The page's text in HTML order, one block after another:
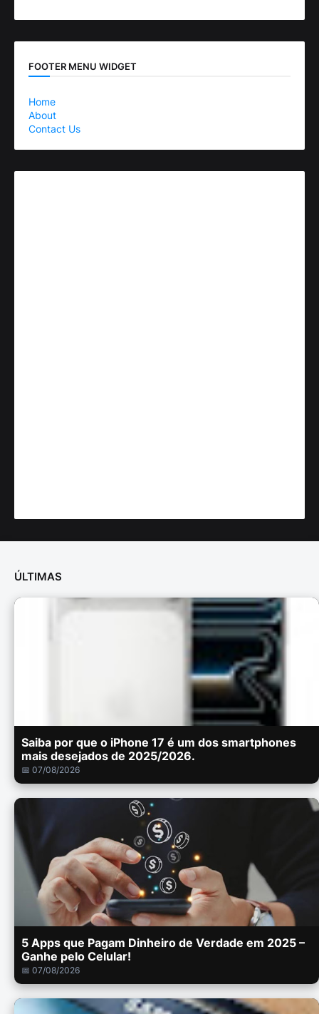
FOOTER MENU WIDGET
Home
About
Contact Us
ÚLTIMAS
Saiba por que o iPhone 17 é um dos smartphones
mais desejados de 2025/2026.
📅 07/08/2026
5 Apps que Pagam Dinheiro de Verdade em 2025 –
Ganhe pelo Celular!
📅 07/08/2026